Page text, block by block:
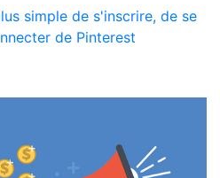
simple de s'inscrire, de se
de Pinterest